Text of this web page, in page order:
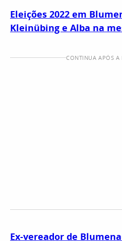
Eleições 2022 em
Kleinübing e Alba na
CONTINUA APÓS A
Ex-vereador de